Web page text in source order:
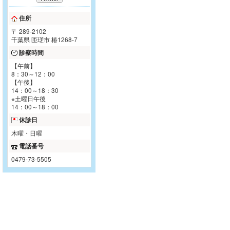
住所
〒 289-2102
千葉県 匝瑳市 椿1268-7
診察時間
【午前】
8：30～12：00
【午後】
14：00～18：30
※土曜日午後
14：00～18：00
休診日
木曜・日曜
電話番号
0479-73-5505